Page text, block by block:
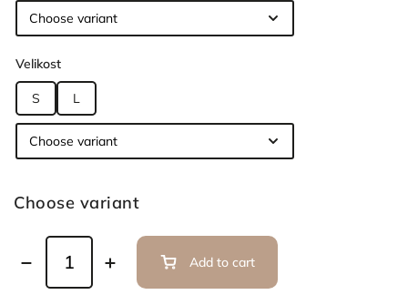
Velikost
S L
Choose variant
Add to cart